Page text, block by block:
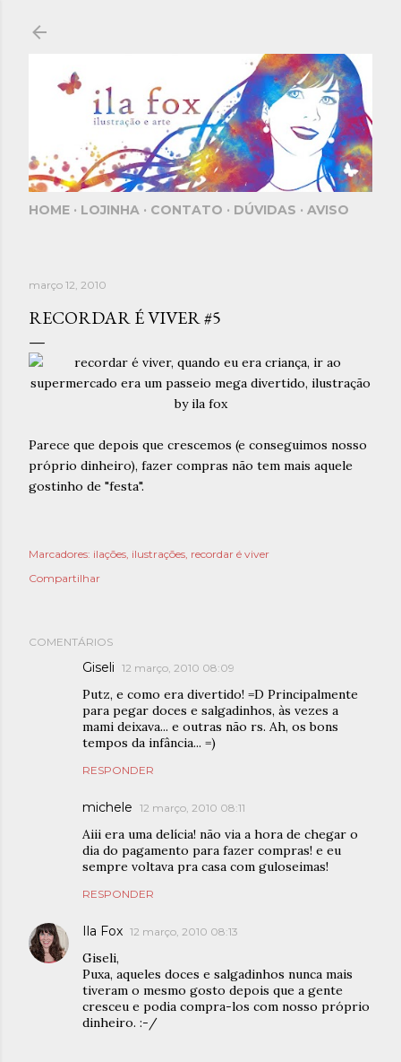
HOME LOJINHA CONTATO DÚVIDAS AVISO
março 12, 2010
RECORDAR É VIVER #5
Parece que depois que crescemos (e conseguimos nosso
próprio dinheiro), fazer compras não tem mais aquele
gostinho de "festa".
Marcadores: ilações ilustrações recordar é viver
Compartilhar
COMENTÁRIOS
Giseli 12 março, 2010 08:09
Putz, e como era divertido! =D Principalmente
para pegar doces e salgadinhos, às vezes a
mami deixava... e outras não rs. Ah, os bons
tempos da infância... =)
RESPONDER
michele 12 março, 2010 08:11
Aiii era uma delícia! não via a hora de chegar o
dia do pagamento para fazer compras! e eu
sempre voltava pra casa com guloseimas!
RESPONDER
Ila Fox 12 março, 2010 08:13
Giseli,
Puxa, aqueles doces e salgadinhos nunca mais
tiveram o mesmo gosto depois que a gente
cresceu e podia compra-los com nosso próprio
dinheiro. :-/